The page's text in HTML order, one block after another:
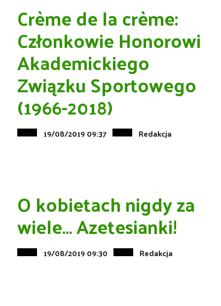
Crème de la crème:
Członkowie Honorowi
Akademickiego
Związku Sportowego
(1966-2018)
19/08/2019 09:37 Redakcja
O kobietach nigdy za
wiele… Azetesianki!
19/08/2019 09:30 Redakcja